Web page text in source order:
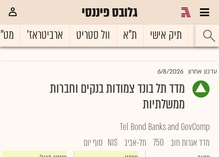
גלובס פיננסי
ראשי תיק אישי ת"א וול סטריט ארביטראז'
עדכון אחרון 6/8/2026
מדד תל בונד צמודות בנקים וחברות
ממשלתיות
Tel Bond Banks and GovComp
מדד אגרות חוב 750 תל-אביב NIS סוף יום